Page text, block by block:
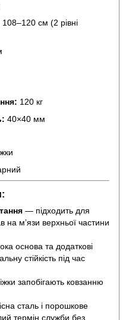
108–120 см (2 рівні
120 кг
40×40 мм
— підходить для
на м’язи верхньої частини
основа та додаткові
стійкість під час
запобігають ковзанню
сталь і порошкове
термін служби без